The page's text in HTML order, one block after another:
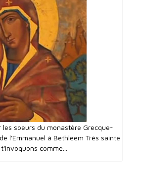
les soeurs du monastère Grecque-
l'Emmanuel à Bethléem Très sainte
comme...